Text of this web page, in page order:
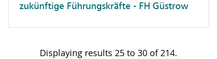
Zusammenarbeit
wissenschaftliche Publikationen
zukünftige Führungskräfte - FH Güstrow
Displaying results 25 to 30 of 214.